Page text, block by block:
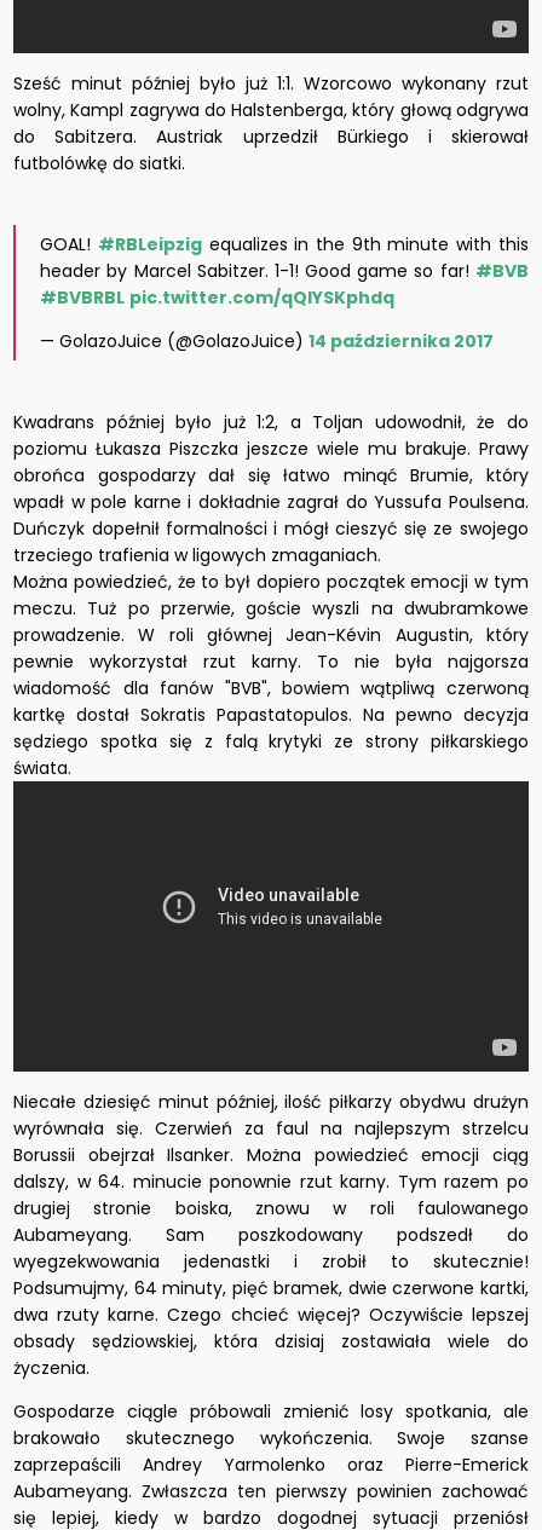
Sześć minut później było już 1:1. Wzorcowo wykonany rzut
wolny, Kampl zagrywa do Halstenberga, który głową odgrywa
do Sabitzera. Austriak uprzedził Bürkiego i skierował
futbolówkę do siatki.
GOAL! #RBLeipzigequalizes in the 9th minute with this
header by Marcel Sabitzer. 1-1! Good game so far! #BVB
#BVBRBL pic.twitter.com/qQIYSKphdq
— GolazoJuice (@GolazoJuice)14 października 2017
Kwadrans później było już 1:2, a Toljan udowodnił, że do
poziomu Łukasza Piszczka jeszcze wiele mu brakuje. Prawy
obrońca gospodarzy dał się łatwo minąć Brumie, który
wpadł w pole karne i dokładnie zagrał do Yussufa Poulsena.
Duńczyk dopełnił formalności i mógł cieszyć się ze swojego
trzeciego trafienia w ligowych zmaganiach.
Można powiedzieć, że to był dopiero początek emocji w tym
meczu. Tuż po przerwie, goście wyszli na dwubramkowe
prowadzenie. W roli głównej Jean-Kévin Augustin, który
pewnie wykorzystał rzut karny. To nie była najgorsza
wiadomość dla fanów "BVB", bowiem wątpliwą czerwoną
kartkę dostał Sokratis Papastatopulos. Na pewno decyzja
sędziego spotka się z falą krytyki ze strony piłkarskiego
świata.
Niecałe dziesięć minut później, ilość piłkarzy obydwu drużyn
wyrównała się. Czerwień za faul na najlepszym strzelcu
Borussii obejrzał Ilsanker. Można powiedzieć emocji ciąg
dalszy, w 64. minucie ponownie rzut karny. Tym razem po
drugiej stronie boiska, znowu w roli faulowanego
Aubameyang. Sam poszkodowany podszedł do
wyegzekwowania jedenastki i zrobił to skutecznie!
Podsumujmy, 64 minuty, pięć bramek, dwie czerwone kartki,
dwa rzuty karne. Czego chcieć więcej? Oczywiście lepszej
obsady sędziowskiej, która dzisiaj zostawiała wiele do
życzenia.
Gospodarze ciągle próbowali zmienić losy spotkania, ale
brakowało skutecznego wykończenia. Swoje szanse
zaprzepaścili Andrey Yarmolenko oraz Pierre-Emerick
Aubameyang. Zwłaszcza ten pierwszy powinien zachować
się lepiej, kiedy w bardzo dogodnej sytuacji przeniósł